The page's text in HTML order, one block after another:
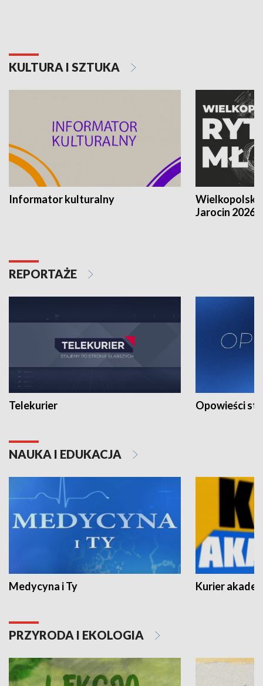
KULTURA I SZTUKA
Informator kulturalny
Jarocin 2026
REPORTAŻE
Telekurier Opowieści
NAUKA I EDUKACJA
Medycyna i Ty Kurier
PRZYRODA I EKOLOGIA